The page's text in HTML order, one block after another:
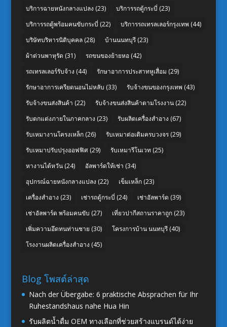
บริการฉายหนังกลางแปลง (23) บริการรถตู้กระบี่ (23)
บริการรถตู้พร้อมคนขับกระบี่ (22) บริการรถเทรลเลอร์กรุงเทพ (44)
บริษัทบริหารนิติบุคคล(28) บ้านนนทบุรี(23)
ผ้าต่วนพาหุรัด (31) รถขนของย้ายหอ(42)
รถเทรลเลอร์รับจ้าง (44) รักษาอาการประสาทหูเสื่อม (29)
รักษาอาการเครียดนอนไม่หลับ (33) รับจ้างขนของกรุงเทพ (43)
รับจ้างขนส่งสินค้า (22) รับจ้างขนส่งสินค้าตามโรงงาน(22)
รับตกแต่งภายในภาคกลาง (23) รับผลิตเครื่องสำอาง (67)
รับเหมางานโครงเหล็ก(26) รับเหมาต่อเติมครบวงจร(29)
รับเหมาปรับปรุงออฟฟิศ(29) รับเหมารีโนเวท (25)
หางานไต้หวัน(24) อัลพาร์ดให้เช่า (34)
อุปกรณ์ฉายหนังกลางแปลง (22) เข็มเหล็ก(23)
เครื่องสำอาง (23) เช่ารถตู้กระบี่ (24) เช่าอัลพาร์ด (39)
เช่าอัลพาร์ด พร้อมคนขับ (27) เที่ยวปากีสถานราคาถูก(23)
เพิ่มความอึดทนท่านชาย (30) โครงการบ้าน นนทบุรี(40)
โรงงานผลิตเครื่องสำอาง (45)
Blog โพสต์ล่าสุด
Nach der Übergabe: 6 praktische Absprachen für Ihr
Ruhestandshaus nahe Hua Hin
รับผลิตน้ำดื่ม OEM ทางเลือกที่ช่วยสร้างแบรนด์ได้ง่าย